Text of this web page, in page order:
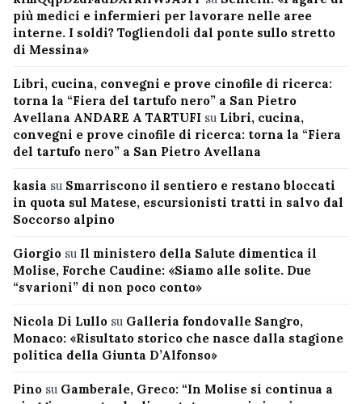
più medici e infermieri per lavorare nelle aree
interne. I soldi? Togliendoli dal ponte sullo stretto
di Messina»
Libri, cucina, convegni e prove cinofile di ricerca:
torna la “Fiera del tartufo nero” a San Pietro
Avellana ANDARE A TARTUFI su Libri, cucina,
convegni e prove cinofile di ricerca: torna la “Fiera
del tartufo nero” a San Pietro Avellana
kasia su Smarriscono il sentiero e restano bloccati
in quota sul Matese, escursionisti tratti in salvo dal
Soccorso alpino
Giorgio su Il ministero della Salute dimentica il
Molise, Forche Caudine: «Siamo alle solite. Due
“svarioni” di non poco conto»
Nicola Di Lullo su Galleria fondovalle Sangro,
Monaco: «Risultato storico che nasce dalla stagione
politica della Giunta D’Alfonso»
Pino su Gamberale, Greco: “In Molise si continua a